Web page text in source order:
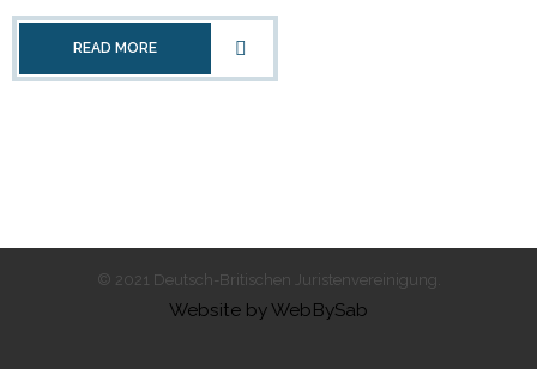
- Referendare
READ MORE
© 2021 Deutsch-Britischen Juristenvereinigung.
Website by WebBySab